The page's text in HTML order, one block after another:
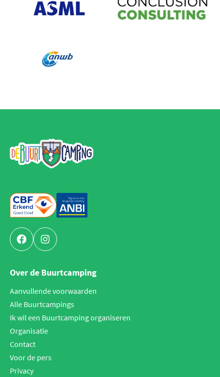
FacebookInstagram
Over de Buurtcamping
Aanvullende voorwaarden
Alle Buurtcampings
Ik wil een Buurtcamping organiseren
Organisatie
Contact
Voor de pers
Privacy